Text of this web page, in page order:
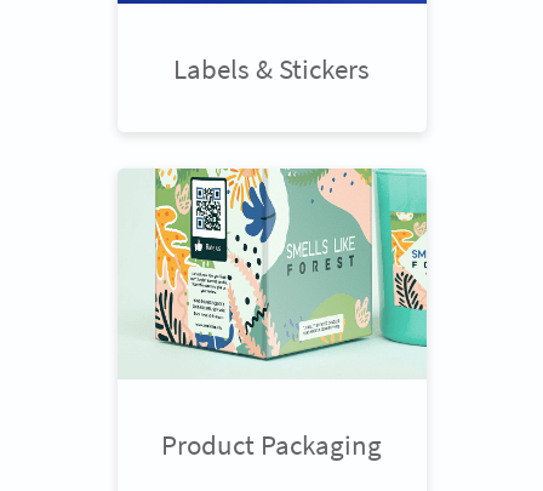
Labels & Stickers
Product Packaging